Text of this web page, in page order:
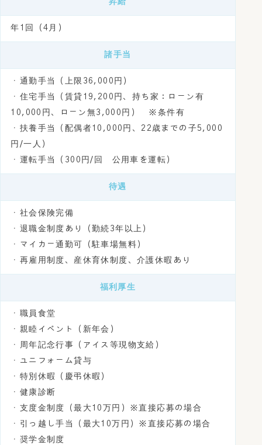
昇給
年1回（4月）
諸手当
・通勤手当（上限36,000円）
・住宅手当（賃貸19,200円、持ち家：ローン有
10,000円、ローン無3,000円） ※条件有
・扶養手当（配偶者10,000円、22歳までの子5,000
円/一人）
・運転手当（300円/回 公用車を運転）
待遇
・社会保険完備
・退職金制度あり（勤続3年以上）
・マイカー通勤可（駐車場無料）
・再雇用制度、産休育休制度、介護休暇あり
福利厚生
・職員食堂
・親睦イベント（新年会）
・周年記念行事（アイス等現物支給）
・ユニフォーム貸与
・特別休暇（慶弔休暇）
・健康診断
・支度金制度（最大10万円）※直接応募の場合
・引っ越し手当（最大10万円）※直接応募の場合
・奨学金制度